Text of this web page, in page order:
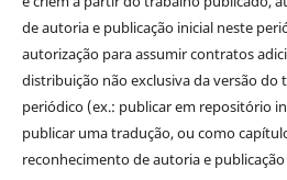
de autoria e publicação inicial neste
autorização para assumir contratos
distribuição não exclusiva da versão do
periódico (ex.: publicar em repositório
publicar uma tradução, ou como
reconhecimento de autoria e